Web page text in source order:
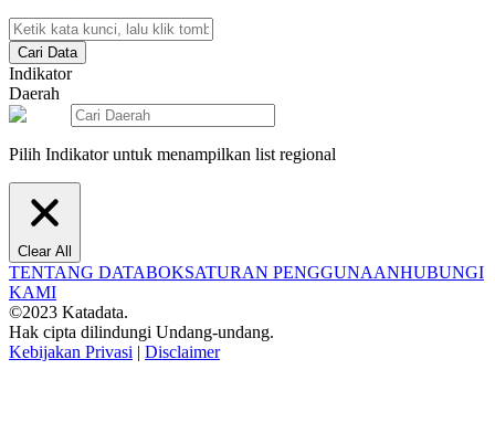
Cari Data
Indikator
Daerah
Pilih Indikator untuk menampilkan list regional
Clear All
TENTANG DATABOKSATURAN PENGGUNAANHUBUNGI
KAMI
©2023 Katadata.
Hak cipta dilindungi Undang-undang.
Kebijakan Privasi | Disclaimer